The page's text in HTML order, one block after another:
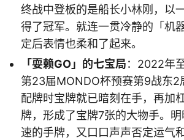
终战中登板的是船长小林刚，以
得了冠军。就连一贯冷静的「机
定后表情也柔和了起来。
「耍赖GO」的七宝局：2022年
第23届MONDO杯预赛第9战东2
配牌时宝牌就已暗刻在手，再加
牌，形成了宝牌7张的大物手。
速的手牌，又口口声声否定运